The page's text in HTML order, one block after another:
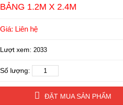
BẢNG 1.2M X 2.4M
Giá: Liên hệ
Lượt xem: 2033
Số lượng:
ĐẶT MUA SẢN PHẨM